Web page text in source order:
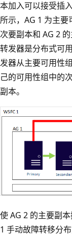
本加入可以接受插
所示，AG 1 为主
次要副本和 AG 2
转发器是分布式可
发器从主要可用性
己的可用性组中的
副本。
使 AG 2 的主要副
1 手动故障转移分